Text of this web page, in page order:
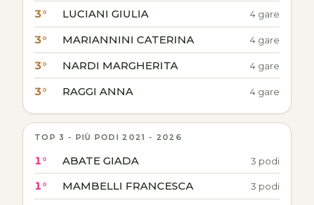
3° LUCIANI GIULIA 4 gare
3° MARIANNINI CATERINA 4 gare
3° NARDI MARGHERITA 4 gare
3° RAGGI ANNA 4 gare
TOP 3 - PIÙ PODI 2021 - 2026
1° ABATE GIADA 3 podi
1° MAMBELLI FRANCESCA 3 podi